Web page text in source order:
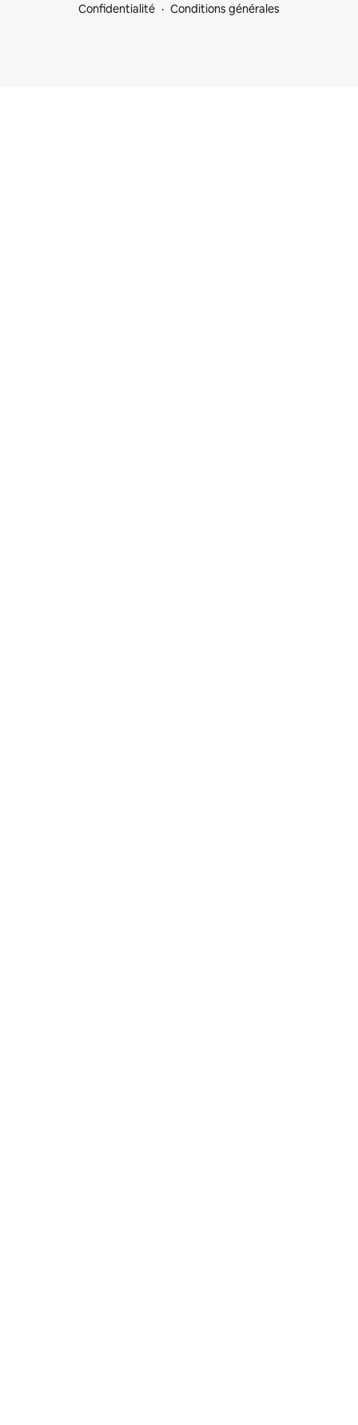
Confidentialité Conditions générales